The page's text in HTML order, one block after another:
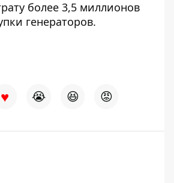
более 3,5 миллионов
генераторов.
♥ 😭 😆 😡